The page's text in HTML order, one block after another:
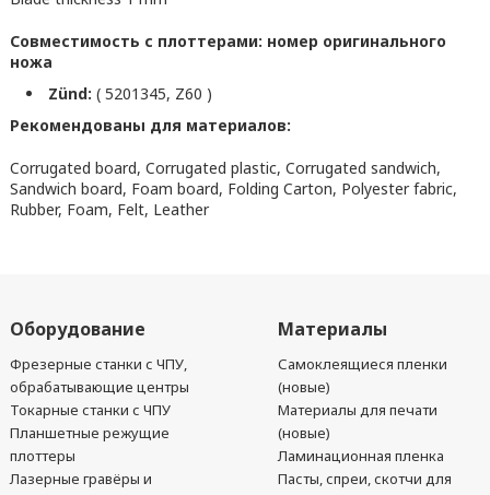
Совместимость с плоттерами: номер оригинального
ножа
Zünd: ( 5201345, Z60 )
Рекомендованы для материалов:
Corrugated board, Corrugated plastic, Corrugated sandwich,
Sandwich board, Foam board, Folding Carton, Polyester fabric,
Rubber, Foam, Felt, Leather
Оборудование
Фрезерные станки с ЧПУ,
обрабатывающие центры
Токарные станки с ЧПУ
Планшетные режущие
плоттеры
Лазерные гравёры и
Материалы
Самоклеящиеся пленки
(новые)
Материалы для печати
(новые)
Ламинационная пленка
Пасты, спреи, скотчи для